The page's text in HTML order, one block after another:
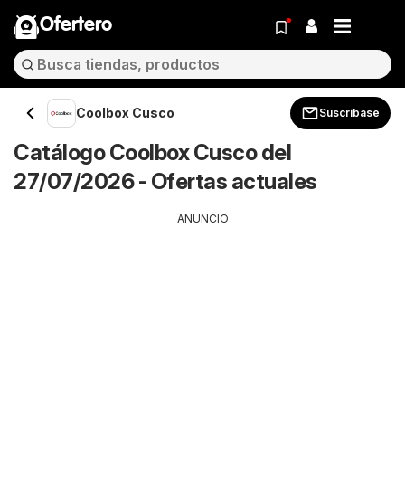
Ofertero
Coolbox Cusco Suscríbase
Catálogo Coolbox Cusco del
27/07/2026 - Ofertas actuales
ANUNCIO